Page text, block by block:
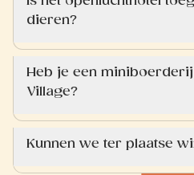
dieren?
Heb je een
Village?
Kunnen we ter plaatse